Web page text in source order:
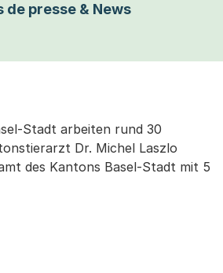
de presse & News
Stadt arbeiten rund 30
Dr. Michel Laszlo
des Kantons Basel-Stadt mit 5